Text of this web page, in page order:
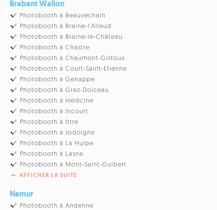
Brabant Wallon
Photobooth à Beauvechain
Photobooth à Braine-l'Alleud
Photobooth à Braine-le-Château
Photobooth à Chastre
Photobooth à Chaumont-Gistoux
Photobooth à Court-Saint-Etienne
Photobooth à Genappe
Photobooth à Grez-Doiceau
Photobooth à Hélécine
Photobooth à Incourt
Photobooth à Ittre
Photobooth à Jodoigne
Photobooth à La Hulpe
Photobooth à Lasne
Photobooth à Mont-Saint-Guibert
AFFICHER LA SUITE
Namur
Photobooth à Andenne